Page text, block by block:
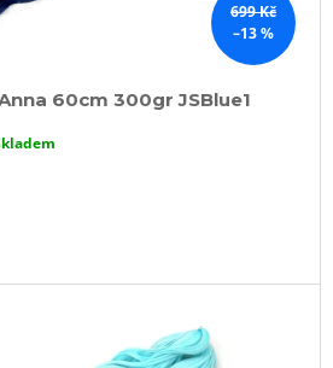
699 Kč
–13 %
60cm 300gr JSBlue1